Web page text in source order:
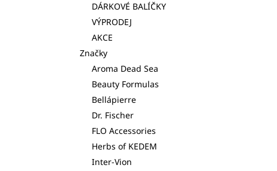
DÁRKOVÉ BALÍČKY
VÝPRODEJ
AKCE
Značky
Aroma Dead Sea
Beauty Formulas
Bellápierre
Dr. Fischer
FLO Accessories
Herbs of KEDEM
Inter-Vion